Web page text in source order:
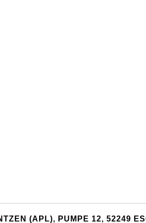
(APL), PUMPE 12, 52249